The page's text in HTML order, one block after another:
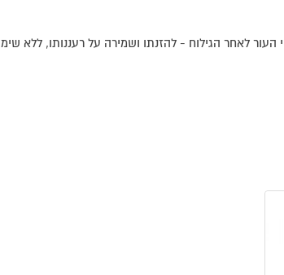
לאחר הגילוח - להזנתו ושמירה על רעננותו, ללא